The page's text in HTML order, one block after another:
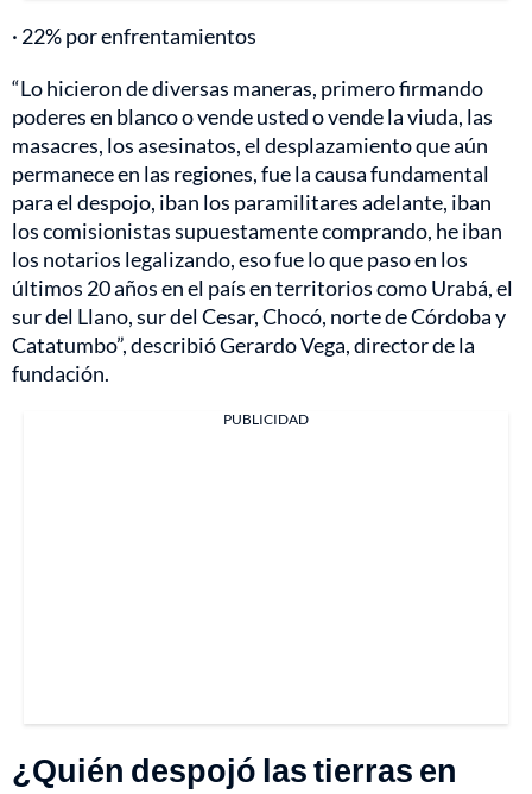
· 22% por enfrentamientos
“Lo hicieron de diversas maneras, primero firmando
poderes en blanco o vende usted o vende la viuda, las
masacres, los asesinatos, el desplazamiento que aún
permanece en las regiones, fue la causa fundamental
para el despojo, iban los paramilitares adelante, iban
los comisionistas supuestamente comprando, he iban
los notarios legalizando, eso fue lo que paso en los
últimos 20 años en el país en territorios como Urabá, el
sur del Llano, sur del Cesar, Chocó, norte de Córdoba y
Catatumbo”, describió Gerardo Vega, director de la
fundación.
PUBLICIDAD
¿Quién despojó las tierras en